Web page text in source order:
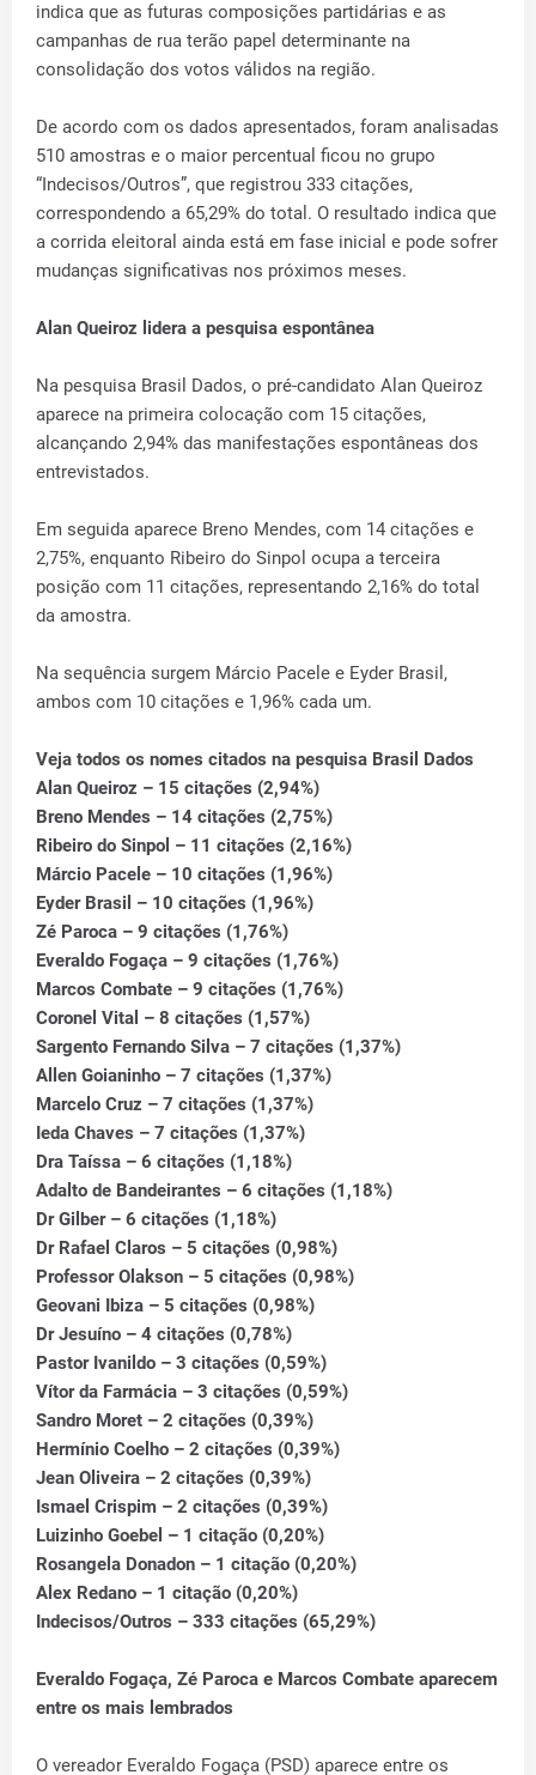
indica que as futuras composições partidárias e as
campanhas de rua terão papel determinante na
consolidação dos votos válidos na região.
De acordo com os dados apresentados, foram analisadas
510 amostras e o maior percentual ficou no grupo
“Indecisos/Outros”, que registrou 333 citações,
correspondendo a 65,29% do total. O resultado indica que
a corrida eleitoral ainda está em fase inicial e pode sofrer
mudanças significativas nos próximos meses.
Alan Queiroz lidera a pesquisa espontânea
Na pesquisa Brasil Dados, o pré-candidato Alan Queiroz
aparece na primeira colocação com 15 citações,
alcançando 2,94% das manifestações espontâneas dos
entrevistados.
Em seguida aparece Breno Mendes, com 14 citações e
2,75%, enquanto Ribeiro do Sinpol ocupa a terceira
posição com 11 citações, representando 2,16% do total
da amostra.
Na sequência surgem Márcio Pacele e Eyder Brasil,
ambos com 10 citações e 1,96% cada um.
Veja todos os nomes citados na pesquisa Brasil Dados
Alan Queiroz – 15 citações (2,94%)
Breno Mendes – 14 citações (2,75%)
Ribeiro do Sinpol – 11 citações (2,16%)
Márcio Pacele – 10 citações (1,96%)
Eyder Brasil – 10 citações (1,96%)
Zé Paroca – 9 citações (1,76%)
Everaldo Fogaça – 9 citações (1,76%)
Marcos Combate – 9 citações (1,76%)
Coronel Vital – 8 citações (1,57%)
Sargento Fernando Silva – 7 citações (1,37%)
Allen Goianinho – 7 citações (1,37%)
Marcelo Cruz – 7 citações (1,37%)
Ieda Chaves – 7 citações (1,37%)
Dra Taíssa – 6 citações (1,18%)
Adalto de Bandeirantes – 6 citações (1,18%)
Dr Gilber – 6 citações (1,18%)
Dr Rafael Claros – 5 citações (0,98%)
Professor Olakson – 5 citações (0,98%)
Geovani Ibiza – 5 citações (0,98%)
Dr Jesuíno – 4 citações (0,78%)
Pastor Ivanildo – 3 citações (0,59%)
Vítor da Farmácia – 3 citações (0,59%)
Sandro Moret – 2 citações (0,39%)
Hermínio Coelho – 2 citações (0,39%)
Jean Oliveira – 2 citações (0,39%)
Ismael Crispim – 2 citações (0,39%)
Luizinho Goebel – 1 citação (0,20%)
Rosangela Donadon – 1 citação (0,20%)
Alex Redano – 1 citação (0,20%)
Indecisos/Outros – 333 citações (65,29%)
Everaldo Fogaça, Zé Paroca e Marcos Combate aparecem
entre os mais lembrados
O vereador Everaldo Fogaça (PSD) aparece entre os